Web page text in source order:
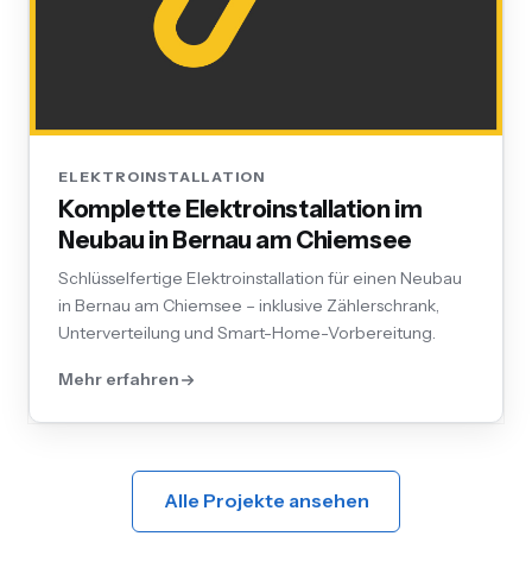
ELEKTROINSTALLATION
Komplette Elektroinstallation im
Neubau in Bernau am Chiemsee
Schlüsselfertige Elektroinstallation für einen Neubau
in Bernau am Chiemsee – inklusive Zählerschrank,
Unterverteilung und Smart-Home-Vorbereitung.
Mehr erfahren
Alle Projekte ansehen